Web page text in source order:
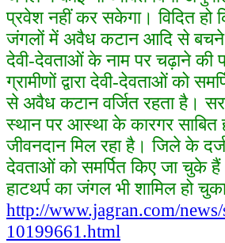
प्रवेश नहीं कर सकेगा।विदित हो
जंगलों में अवैध कटान आदि से
देवी-देवताओं के नाम पर चढ़ाने की
ग्रामीणों द्वारा देवी-देवताओं को
से अवैध कटान वर्जित रहता है।
स्थान पर आस्था के कारगर साबित
जीवनदान मिल रहा है। जिले के
देवताओं को समर्पित किए जा चुके
हाटथर्प का जंगल भी शामिल हो
http://www.jagran.com/news/
10199661.html